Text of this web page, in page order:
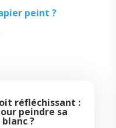
peint ?
réfléchissant :
peindre sa
?